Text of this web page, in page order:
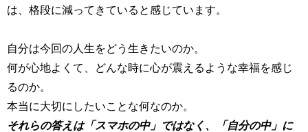
は、格段に減ってきていると感じています。
自分は今回の人生をどう生きたいのか。
何が心地よくて、どんな時に心が震えるような幸福を感じ
るのか。
本当に大切にしたいことな何なのか。
それらの答えは「スマホの中」ではなく、「自分の中」に